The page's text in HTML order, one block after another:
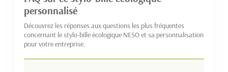
personnalisé
Découvrez les réponses aux questions les plus fréquentes
concernant le stylo-bille écologique NESO et sa personnalisation
pour votre entreprise.